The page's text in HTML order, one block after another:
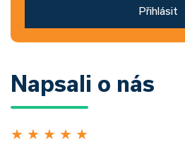
Přihlásit
Napsali o nás
★ ★ ★ ★ ★